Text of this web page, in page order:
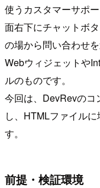
使うカスタマーサポ
面右下にチャットボ
の場から問い合わせ
Webウィジェットや
ルのものです。
今回は、DevRevのコ
し、HTMLファイル
す。
前提・検証環境